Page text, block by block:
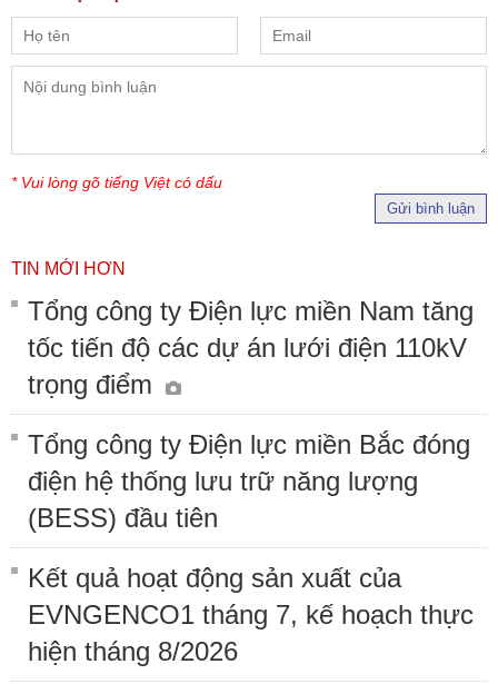
* Vui lòng gõ tiếng Việt có dấu
Gửi bình luận
TIN MỚI HƠN
Tổng công ty Điện lực miền Nam tăng
tốc tiến độ các dự án lưới điện 110kV
trọng điểm
Tổng công ty Điện lực miền Bắc đóng
điện hệ thống lưu trữ năng lượng
(BESS) đầu tiên
Kết quả hoạt động sản xuất của
EVNGENCO1 tháng 7, kế hoạch thực
hiện tháng 8/2026